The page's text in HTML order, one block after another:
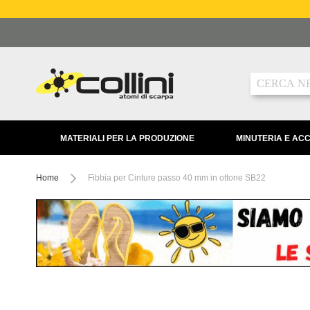
al
Ricerca
MATERIALI PER LA PRODUZIONE MINUTERIA E
Home Fibbia per Cinture passo 40 mm in ottone SB22